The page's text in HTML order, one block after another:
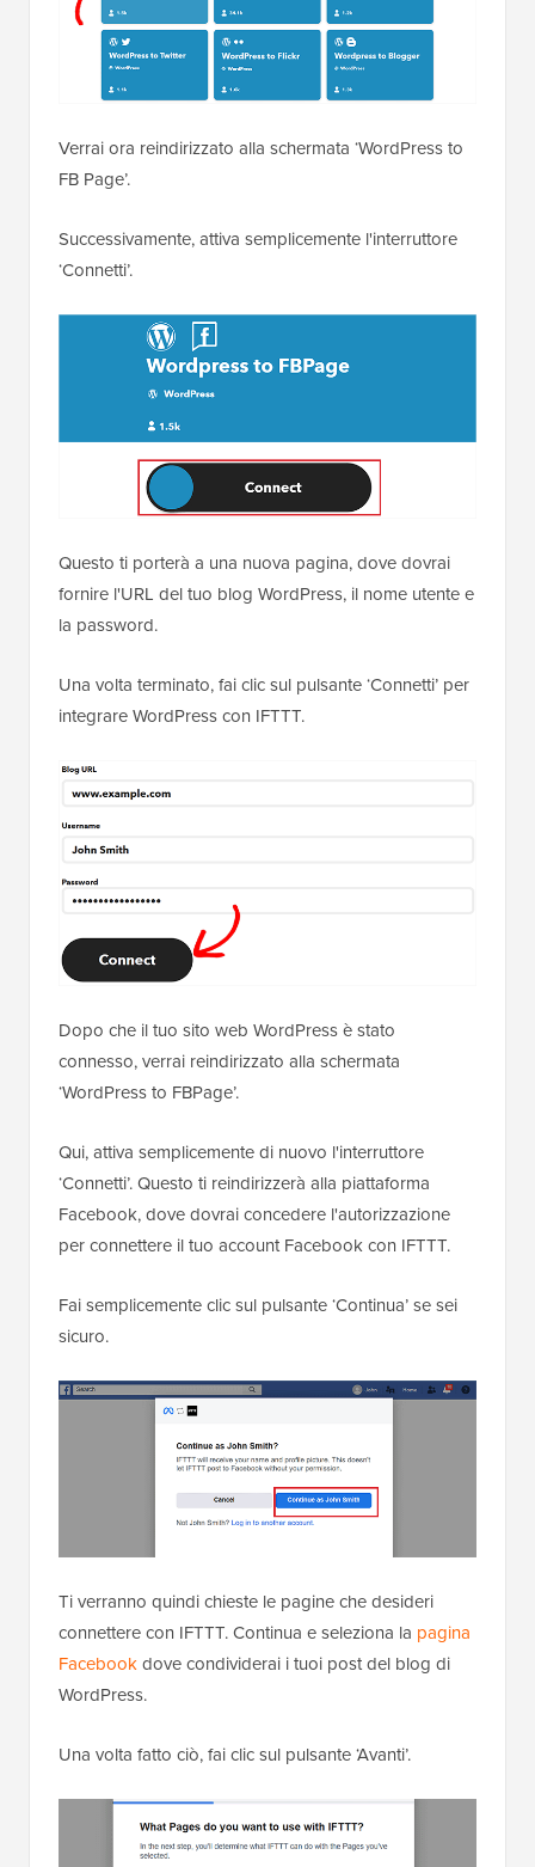
Verrai ora reindirizzato alla schermata ‘WordPress to
FB Page’.
Successivamente, attiva semplicemente l'interruttore
‘Connetti’.
Questo ti porterà a una nuova pagina, dove dovrai
fornire l'URL del tuo blog WordPress, il nome utente e
la password.
Una volta terminato, fai clic sul pulsante ‘Connetti’ per
integrare WordPress con IFTTT.
Dopo che il tuo sito web WordPress è stato
connesso, verrai reindirizzato alla schermata
‘WordPress to FBPage’.
Qui, attiva semplicemente di nuovo l'interruttore
‘Connetti’. Questo ti reindirizzerà alla piattaforma
Facebook, dove dovrai concedere l'autorizzazione
per connettere il tuo account Facebook con IFTTT.
Fai semplicemente clic sul pulsante ‘Continua’ se sei
sicuro.
Ti verranno quindi chieste le pagine che desideri
connettere con IFTTT. Continua e seleziona la pagina
Facebookdove condividerai i tuoi post del blog di
WordPress.
Una volta fatto ciò, fai clic sul pulsante ‘Avanti’.